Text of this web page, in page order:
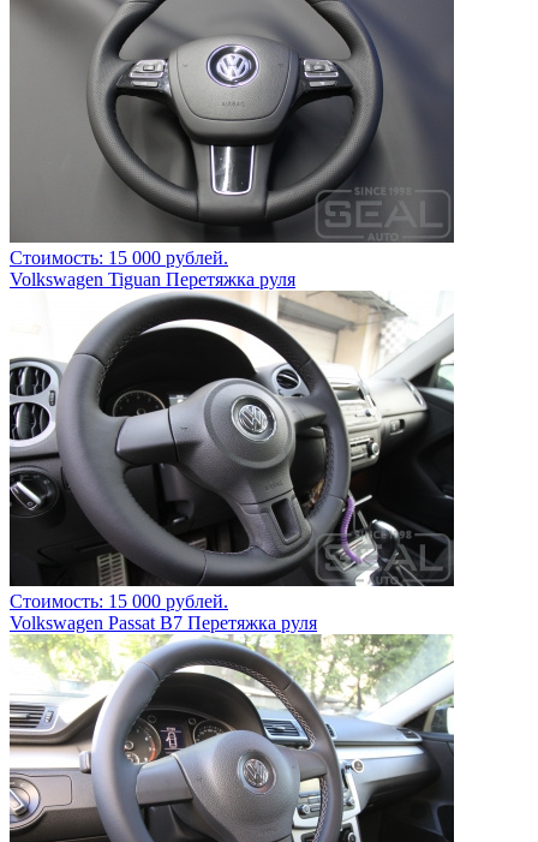
Стоимость: 15 000 рублей.
Volkswagen Tiguan Перетяжка руля
Стоимость: 15 000 рублей.
Volkswagen Passat B7 Перетяжка руля